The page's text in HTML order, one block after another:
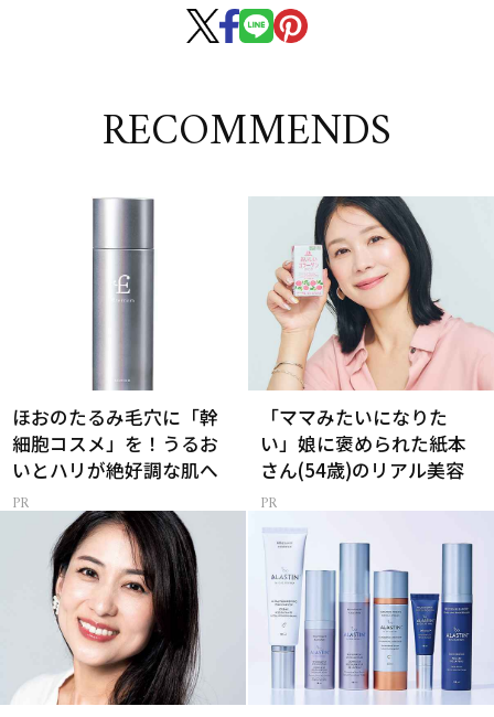
RECOMMENDS
ほおのたるみ毛穴に「幹
細胞コスメ」を！うるお
いとハリが絶好調な肌へ
「ママみたいになりた
い」娘に褒められた紙本
さん(54歳)のリアル美容